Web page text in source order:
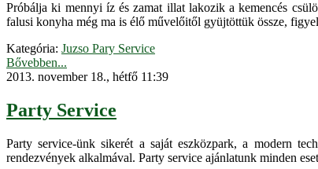
Próbálja ki mennyi íz és zamat illat lakozik a kemencés
falusi konyha még ma is élő művelőitől gyüjtöttük össze,
Kategória: Juzso Pary Service
Bővebben...
2013. november 18., hétfő 11:39
Party Service
Party service-ünk sikerét a saját eszközpark, a modern
rendezvények alkalmával. Party service ajánlatunk minden